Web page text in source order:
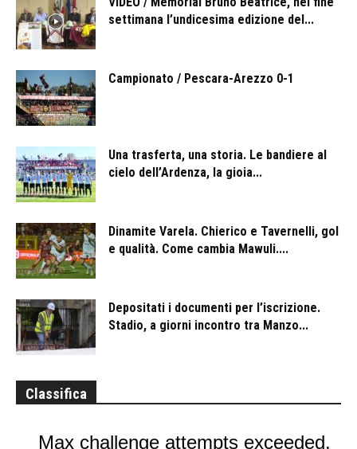
settimana l’undicesima edizione del...
Campionato / Pescara-Arezzo 0-1
Una trasferta, una storia. Le bandiere al
cielo dell’Ardenza, la gioia...
Dinamite Varela. Chierico e Tavernelli, gol
e qualità. Come cambia Mawuli....
Depositati i documenti per l’iscrizione.
Stadio, a giorni incontro tra Manzo...
Classifica